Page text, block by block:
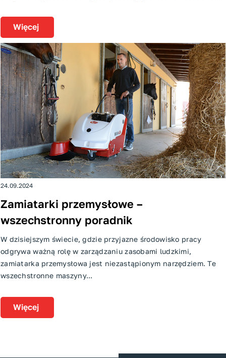
Więcej
24.09.2024
Zamiatarki przemysłowe –
wszechstronny poradnik
W dzisiejszym świecie, gdzie przyjazne środowisko pracy
odgrywa ważną rolę w zarządzaniu zasobami ludzkimi,
zamiatarka przemysłowa jest niezastąpionym narzędziem. Te
wszechstronne maszyny...
Więcej